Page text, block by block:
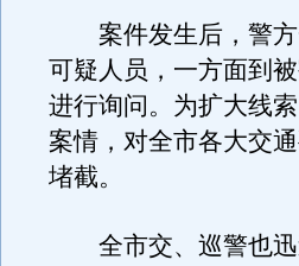
案件发生后，警方
可疑人员，一方面到
进行询问。为扩大线
案情，对全市各大交
堵截。
全市交、巡警也迅